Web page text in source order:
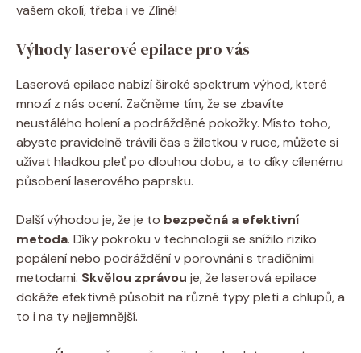
vašem okolí, třeba i ve Zlíně!
Výhody laserové epilace pro vás
Laserová epilace nabízí široké spektrum výhod, které
mnozí z nás ocení. Začněme tím, že se zbavíte
neustálého holení a podrážděné pokožky. Místo toho,
abyste pravidelně trávili čas s žiletkou v ruce, můžete si
užívat hladkou pleť po dlouhou dobu, a to díky cílenému
působení laserového paprsku.
Další výhodou je, že je to bezpečná a efektivní
metoda. Díky pokroku v technologii se snížilo riziko
popálení nebo podráždění v porovnání s tradičními
metodami. Skvělou zprávou je, že laserová epilace
dokáže efektivně působit na různé typy pleti a chlupů, a
to i na ty nejjemnější.